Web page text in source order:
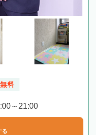
料
～21:00
る